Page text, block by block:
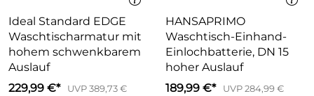
Ideal Standard EDGE
Waschtischarmatur mit
hohem schwenkbarem
Auslauf
229,99 €*
UVP 389,73 €
HANSAPRIMO
Waschtisch-Einhand-
Einlochbatterie, DN 15
hoher Auslauf
189,99 €*
UVP 284,99 €